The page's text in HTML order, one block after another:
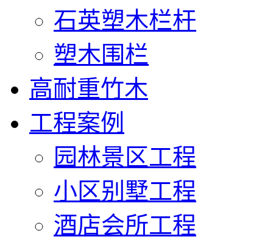
石英塑木栏杆
塑木围栏
高耐重竹木
工程案例
园林景区工程
小区别墅工程
酒店会所工程